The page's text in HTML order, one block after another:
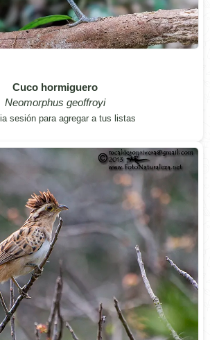
Cuco hormiguero
Neomorphus geoffroyi
sesión para agregar a tus listas